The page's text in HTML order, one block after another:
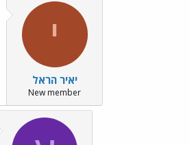
י
יאיר הראל
New member